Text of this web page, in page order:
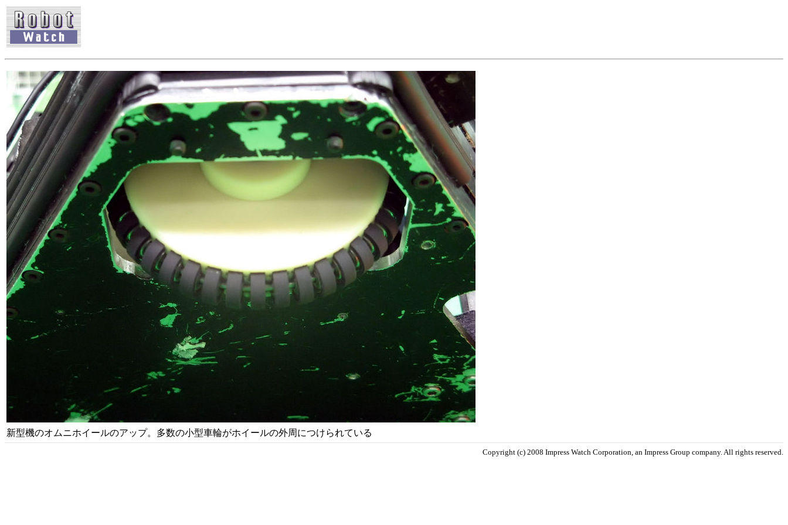
新型機のオムニホイールのアップ。多数の小型車輪がホイールの外周につけられている
Copyright (c) 2008 Impress Watch Corporation, an Impress Group company. All rights reserved.